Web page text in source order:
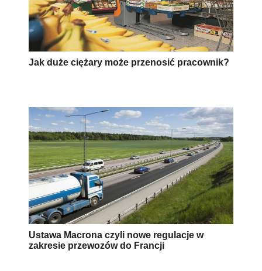
Jak duże ciężary może przenosić pracownik?
Ustawa Macrona czyli nowe regulacje w
zakresie przewozów do Francji